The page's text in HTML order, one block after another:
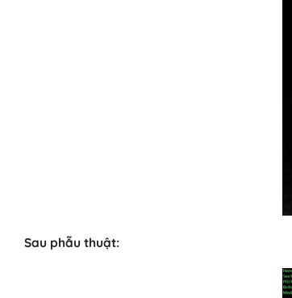
Sau phẫu thuật: